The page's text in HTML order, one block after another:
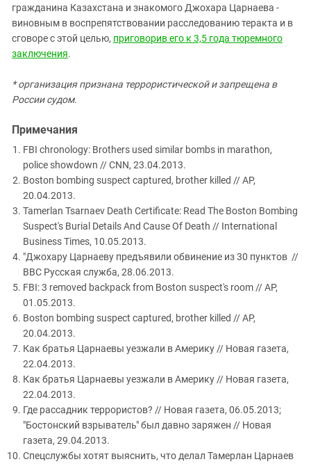
гражданина Казахстана и знакомого Джохара Царнаева -
виновным в воспрепятствовании расследованию теракта и в
сговоре с этой целью, приговорив его к 3,5 года тюремного
заключения.
* организация признана террористической и запрещена в
России судом.
Примечания
FBI chronology: Brothers used similar bombs in marathon,
police showdown // CNN, 23.04.2013.
Boston bombing suspect captured, brother killed // AP,
20.04.2013.
Tamerlan Tsarnaev Death Certificate: Read The Boston Bombing
Suspect's Burial Details And Cause Of Death // International
Business Times, 10.05.2013.
"Джохару Царнаеву предъявили обвинение из 30 пунктов //
BBC Русская служба, 28.06.2013.
FBI: 3 removed backpack from Boston suspect's room // AP,
01.05.2013.
Boston bombing suspect captured, brother killed // AP,
20.04.2013.
Как братья Царнаевы уезжали в Америку // Новая газета,
22.04.2013.
Как братья Царнаевы уезжали в Америку // Новая газета,
22.04.2013.
Где рассадник террористов? // Новая газета, 06.05.2013;
"Бостонский взрыватель" был давно заряжен // Новая
газета, 29.04.2013.
Спецслужбы хотят выяснить, что делал Тамерлан Царнаев